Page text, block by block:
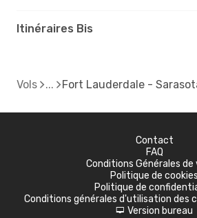
Itinéraires Bis
Vols Fort Lauderdale -
Contact
FAQ
Conditions Générales
Politique de cookies
Politique de
Conditions générales d'utilisation des
d Version bureau